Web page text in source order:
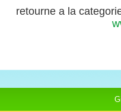
retourne a la